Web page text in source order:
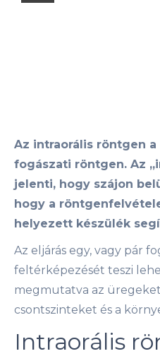
Az intraorális röntgen
fogászati röntgen. Az
jelenti, hogy szájon
hogy a
helyezett készülék
Az eljárás egy, vagy pár
feltérképezését teszi
megmutatva az
csontszinteket és a
Intraorális